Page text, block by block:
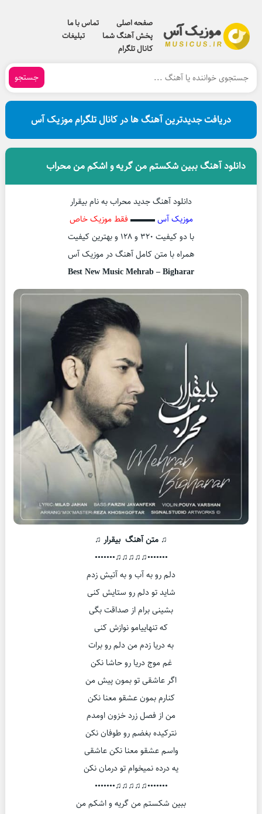
صفحه اصلی
تماس با ما
پخش آهنگ شما
تبلیغات
کانال تلگرام
جستجو
دریافت جدیدترین آهنگ ها در کانال تلگرام موزیک آس
دانلود آهنگ ببین شکستم من گریه و اشکم من محراب
دانلود آهنگ جدید محراب به نام بیقرار
موزیک آس▬▬▬ فقط موزیک خاص
با دو کیفیت ۳۲۰ و ۱۲۸ و بهترین کیفیت
همراه با متن کامل آهنگ در موزیک آس
Best New Music Mehrab – Bigharar
♫ متن آهنگ بیقرار ♫
•••••••♫♫♫♫♫•••••••
دلم رو به آب و به آتیش زدم
شاید تو دلم رو ستایش کنی
بشینی برام از صداقت بگی
که تنهاییامو نوازش کنی
به دریا زدم من دلم رو برات
غم موج دریا رو حاشا نکن
اگر عاشقی تو بمون پیش من
کنارم بمون عشقو معنا نکن
من از فصل زرد خزون اومدم
نترکیده بغضم رو طوفان نکن
واسم عشقو معنا نکن عاشقی
یه درده نمیخوام تو درمان نکن
•••••••♫♫♫♫♫•••••••
ببین شکستم من گریه و اشکم من